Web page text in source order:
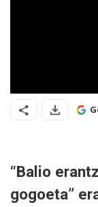
“Balio
gogoeta”